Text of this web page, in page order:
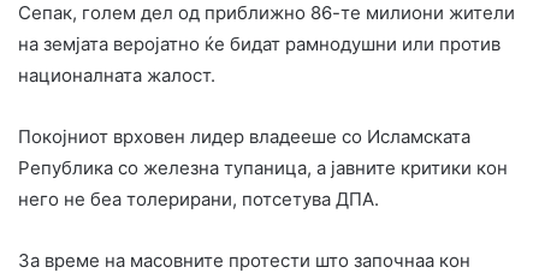
Сепак, голем дел од приближно 86-те милиони жители
на земјата веројатно ќе бидат рамнодушни или против
националната жалост.
Покојниот врховен лидер владееше со Исламската
Република со железна тупаница, а јавните критики кон
него не беа толерирани, потсетува ДПА.
За време на масовните протести што започнаа кон